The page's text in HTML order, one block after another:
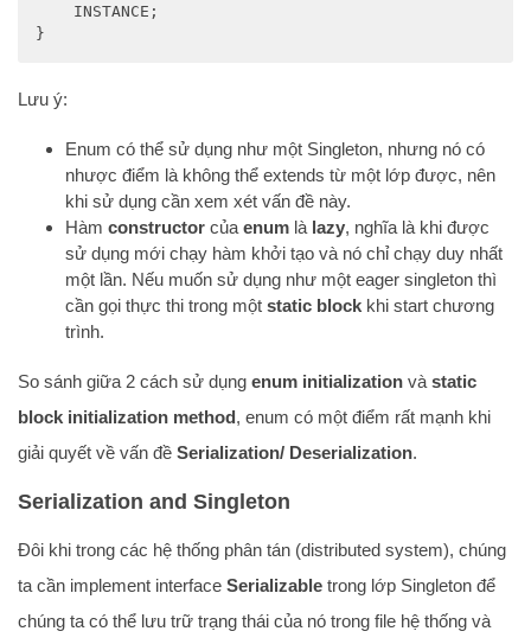
    INSTANCE;
}
Lưu ý:
Enum có thể sử dụng như một Singleton, nhưng nó có
nhược điểm là không thể extends từ một lớp được, nên
khi sử dụng cần xem xét vấn đề này.
Hàm constructor của enum là lazy, nghĩa là khi được
sử dụng mới chạy hàm khởi tạo và nó chỉ chạy duy nhất
một lần. Nếu muốn sử dụng như một eager singleton thì
cần gọi thực thi trong một static block khi start chương
trình.
So sánh giữa 2 cách sử dụng enum initialization và static
block initialization method, enum có một điểm rất mạnh khi
giải quyết về vấn đề Serialization/ Deserialization.
Serialization and Singleton
Đôi khi trong các hệ thống phân tán (distributed system), chúng
ta cần implement interface Serializable trong lớp Singleton để
chúng ta có thể lưu trữ trạng thái của nó trong file hệ thống và